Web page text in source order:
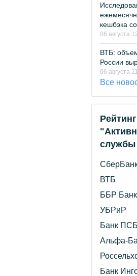
кешбэка
06 августа
ВТБ:
России
06 августа
Все
службы
ВТБ
ББР Банк
УБРиР
Банк ПСБ
Альфа-
Банк